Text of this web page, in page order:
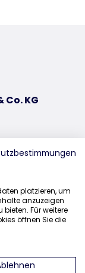
Co. KG
platzieren, um
anzuzeigen
Für weitere
öffnen Sie die